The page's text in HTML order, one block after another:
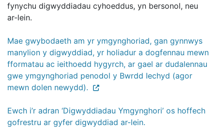
fynychu digwyddiadau cyhoeddus, yn bersonol, neu
ar-lein.
Mae gwybodaeth am yr ymgynghoriad, gan gynnwys
manylion y digwyddiad, yr holiadur a dogfennau mewn
fformatau ac ieithoedd hygyrch, ar gael ar dudalennau
gwe ymgynghoriad penodol y Bwrdd Iechyd (agor
mewn dolen newydd).
Ewch i’r adran ‘Digwyddiadau Ymgynghori’ os hoffech
gofrestru ar gyfer digwyddiad ar-lein.